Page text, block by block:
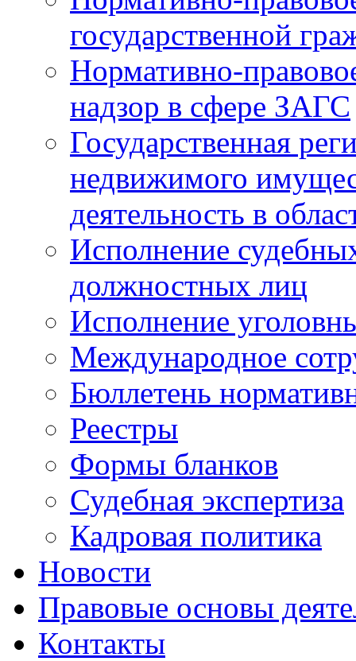
государственной
Нормативно-
надзор в сфере ЗАГС
Государственная
недвижимого
деятельность в
Исполнение
должностных лиц
Исполнение
Международное
Бюллетень
Реестры
Формы бланков
Судебная экспертиза
Кадровая политика
Новости
Правовые основы
Контакты